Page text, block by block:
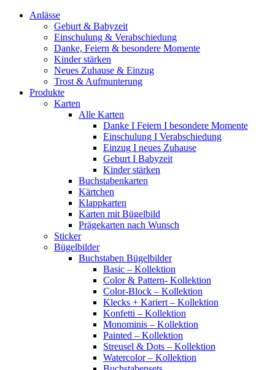
Anlässe
Geburt & Babyzeit
Einschulung & Verabschiedung
Danke, Feiern & besondere Momente
Kinder stärken
Neues Zuhause & Einzug
Trost & Aufmunterung
Produkte
Karten
Alle Karten
Danke I Feiern I besondere Momente
Einschulung I Verabschiedung
Einzug I neues Zuhause
Geburt I Babyzeit
Kinder stärken
Buchstabenkarten
Kärtchen
Klappkarten
Karten mit Bügelbild
Prägekarten nach Wunsch
Sticker
Bügelbilder
Buchstaben Bügelbilder
Basic – Kollektion
Color & Pattern- Kollektion
Color-Block – Kollektion
Klecks + Kariert – Kollektion
Konfetti – Kollektion
Monominis – Kollektion
Painted – Kollektion
Streusel & Dots – Kollektion
Watercolor – Kollektion